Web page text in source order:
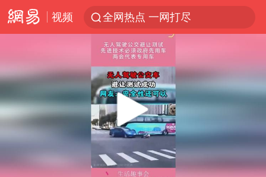
视频 全网热点 一网打尽
00:00 00:10